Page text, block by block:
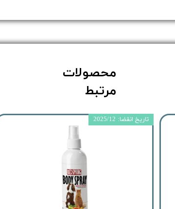
تاریخ انقضا: 2025/12
محصولات
مرتبط